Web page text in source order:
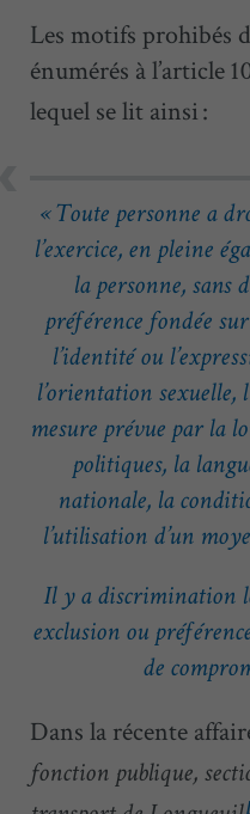
Les motifs prohibés
énumérés à l’article
lequel se lit ainsi :
« Toute personne a
l’exercice, en pleine
la personne, sans
préférence fondée
l’identité ou
l’orientation sexuelle,
mesure prévue par la
politiques, la
nationale, la
l’utilisation d’un
Il y a discrimination
exclusion ou
de
Dans la récente
fonction publique,